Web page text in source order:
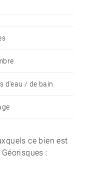
d'eau / de bain
ce bien est
: